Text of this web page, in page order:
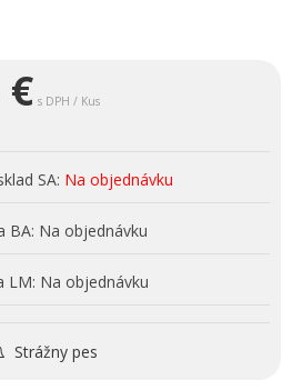
€ s DPH / Kus
SA: Na objednávku
BA: Na objednávku
LM: Na objednávku
Strážny pes